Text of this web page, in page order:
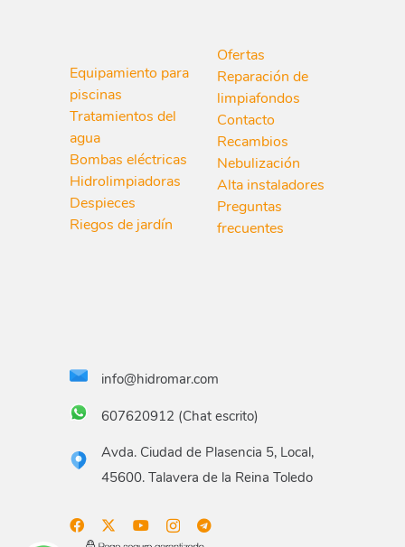
Equipamiento para
piscinas
Tratamientos del
agua
Bombas eléctricas
Hidrolimpiadoras
Despieces
Riegos de jardín
Ofertas
Reparación de
limpiafondos
Contacto
Recambios
Nebulización
Alta instaladores
Preguntas
frecuentes
info@hidromar.com
607620912 (Chat escrito)
Avda. Ciudad de Plasencia 5, Local,
45600. Talavera de la Reina Toledo